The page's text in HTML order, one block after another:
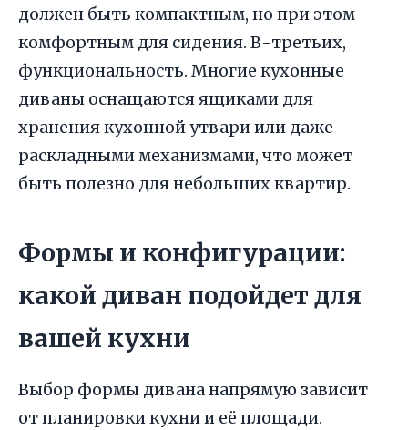
должен быть компактным, но при этом
комфортным для сидения. В-третьих,
функциональность. Многие кухонные
диваны оснащаются ящиками для
хранения кухонной утвари или даже
раскладными механизмами, что может
быть полезно для небольших квартир.
Формы и конфигурации:
какой диван подойдет для
вашей кухни
Выбор формы дивана напрямую зависит
от планировки кухни и её площади.